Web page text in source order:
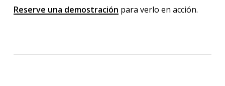
Reserve una demostración para verlo en acción.